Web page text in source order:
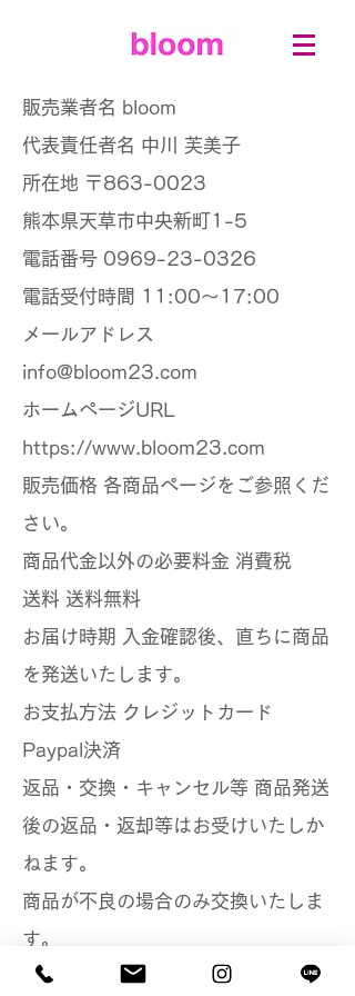
販売業者名 bloom
代表責任者名 中川 芙美子
所在地 〒863-0023
熊本県天草市中央新町1-5
電話番号 0969-23-0326
電話受付時間 11:00～17:00
メールアドレス
info@bloom23.com
ホームページURL
https://www.bloom23.com
販売価格 各商品ページをご参照くだ
さい。
商品代金以外の必要料金 消費税
送料 送料無料
お届け時期 入金確認後、直ちに商品
を発送いたします。
お支払方法 クレジットカード
Paypal決済
返品・交換・キャンセル等 商品発送
後の返品・返却等はお受けいたしか
ねます。
商品が不良の場合のみ交換いたしま
す。
返品期限 商品出荷より７日以内にご